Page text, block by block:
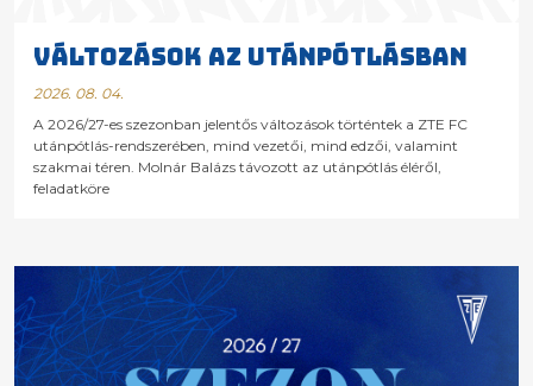
VÁLTOZÁSOK AZ UTÁNPÓTLÁSBAN
2026. 08. 04.
A 2026/27-es szezonban jelentős változások történtek a ZTE FC
utánpótlás-rendszerében, mind vezetői, mind edzői, valamint
szakmai téren. Molnár Balázs távozott az utánpótlás éléről,
feladatköre